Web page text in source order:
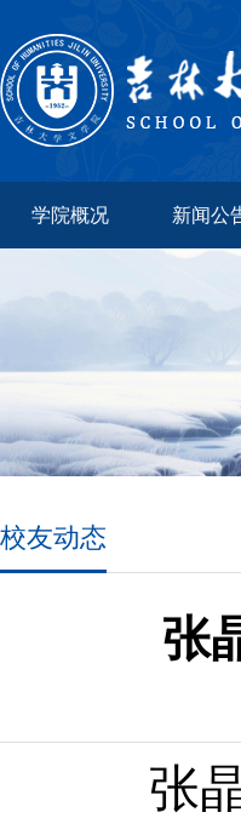
学院概况 新闻公
校友动态
张
张